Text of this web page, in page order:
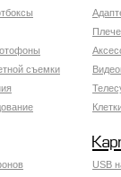
съемки
USB